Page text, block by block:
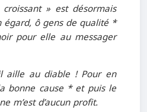
» est désormais
égard, ô gens de qualité *
pour elle au messager
aille au diable ! Pour en
bonne cause * et puis le
m’est d’aucun profit.